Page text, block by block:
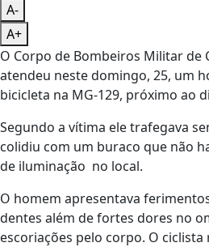
A-
A+
O Corpo de Bombeiros Militar de
atendeu neste domingo, 25, um
bicicleta na MG-129, próximo ao
Segundo a vítima ele trafegava
colidiu com um buraco que não
de iluminação no local.
O homem apresentava
dentes além de fortes dores no
escoriações pelo corpo. O